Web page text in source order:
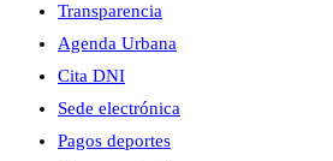
Transparencia
Agenda Urbana
Cita DNI
Sede electrónica
Pagos deportes